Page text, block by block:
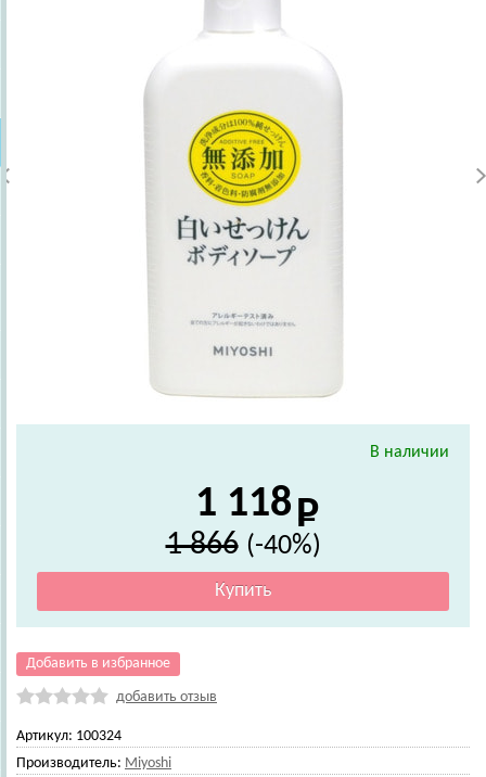
В наличии
1 118
1 866 (-40%)
Добавить в избранное
добавить отзыв
Артикул: 100324
Производитель: Miyoshi